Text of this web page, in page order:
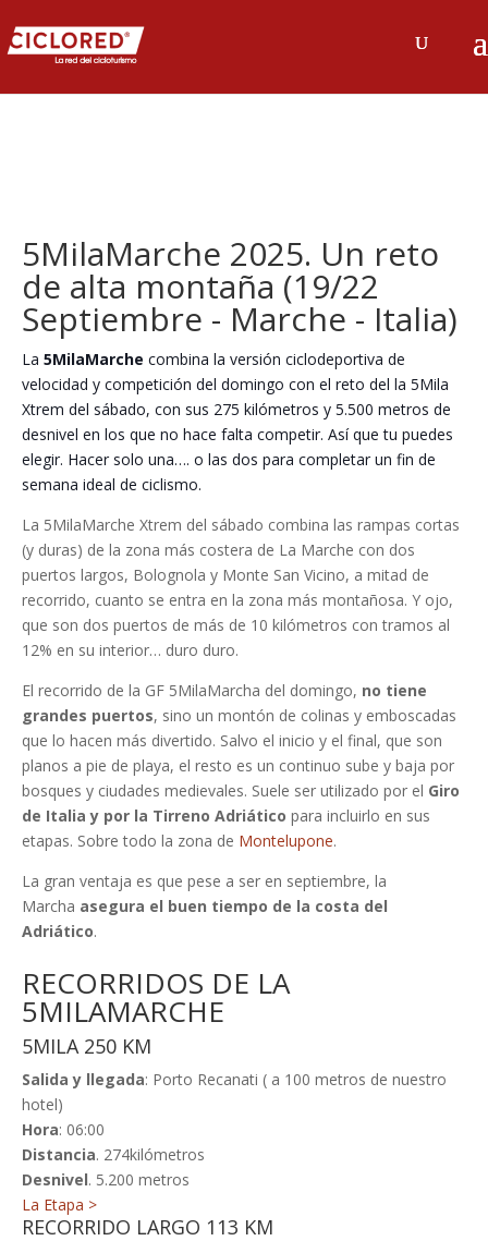
5MilaMarche 2025. Un reto
de alta montaña (19/22
Septiembre - Marche - Italia)
La 5MilaMarche combina la versión ciclodeportiva de
velocidad y competición del domingo con el reto del la 5Mila
Xtrem del sábado, con sus 275 kilómetros y 5.500 metros de
desnivel en los que no hace falta competir. Así que tu puedes
elegir. Hacer solo una…. o las dos para completar un fin de
semana ideal de ciclismo.
La 5MilaMarche Xtrem del sábado combina las rampas cortas
(y duras) de la zona más costera de La Marche con dos
puertos largos, Bolognola y Monte San Vicino, a mitad de
recorrido, cuanto se entra en la zona más montañosa. Y ojo,
que son dos puertos de más de 10 kilómetros con tramos al
12% en su interior… duro duro.
El recorrido de la GF 5MilaMarcha del domingo, no tiene
grandes puertos, sino un montón de colinas y emboscadas
que lo hacen más divertido. Salvo el inicio y el final, que son
planos a pie de playa, el resto es un continuo sube y baja por
bosques y ciudades medievales. Suele ser utilizado por el Giro
de Italia y por la Tirreno Adriático para incluirlo en sus
etapas. Sobre todo la zona de Montelupone.
La gran ventaja es que pese a ser en septiembre, la
Marcha asegura el buen tiempo de la costa del
Adriático.
RECORRIDOS DE LA
5MILAMARCHE
5MILA 250 KM
Salida y llegada: Porto Recanati ( a 100 metros de nuestro
hotel)
Hora: 06:00
Distancia. 274kilómetros
Desnivel. 5.200 metros
La Etapa >
RECORRIDO LARGO 113 KM